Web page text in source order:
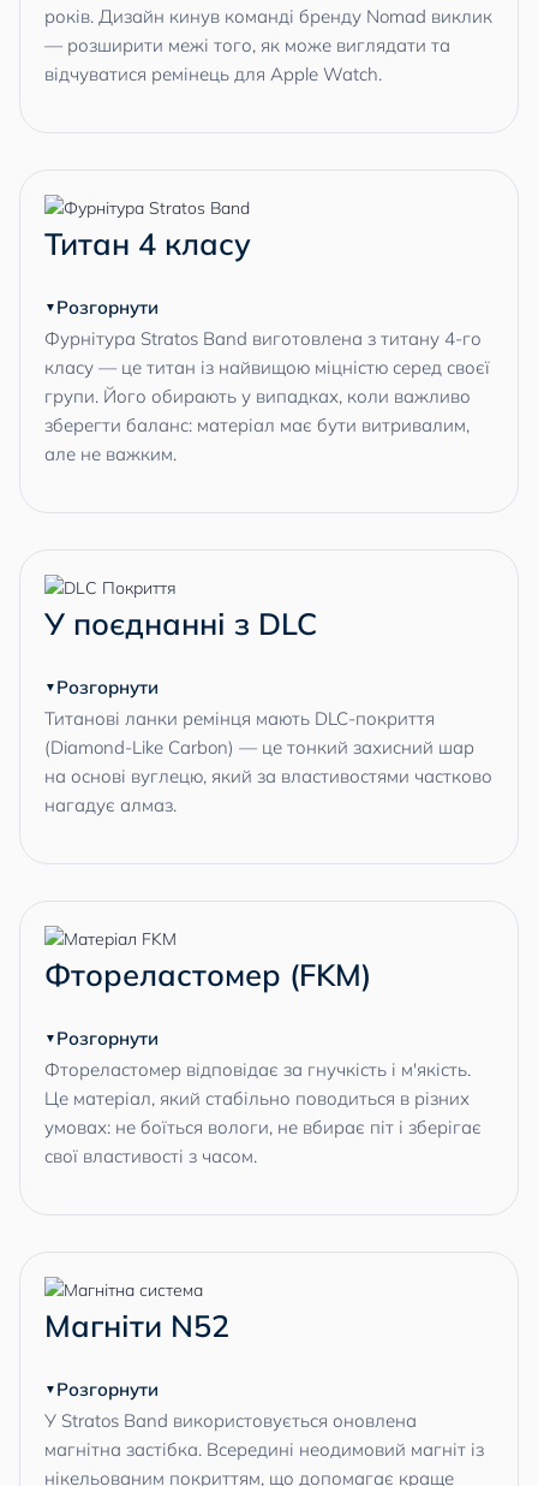
років. Дизайн кинув команді бренду Nomad виклик
— розширити межі того, як може виглядати та
відчуватися ремінець для Apple Watch.
Титан 4 класу
Розгорнути
Фурнітура Stratos Band виготовлена з титану 4-го
класу — це титан із найвищою міцністю серед своєї
групи. Його обирають у випадках, коли важливо
зберегти баланс: матеріал має бути витривалим,
але не важким.
У поєднанні з DLC
Розгорнути
Титанові ланки ремінця мають DLC-покриття
(Diamond-Like Carbon) — це тонкий захисний шар
на основі вуглецю, який за властивостями частково
нагадує алмаз.
Фтореластомер (FKM)
Розгорнути
Фтореластомер відповідає за гнучкість і м'якість.
Це матеріал, який стабільно поводиться в різних
умовах: не боїться вологи, не вбирає піт і зберігає
свої властивості з часом.
Магніти N52
Розгорнути
У Stratos Band використовується оновлена
магнітна застібка. Всередині неодимовий магніт із
нікельованим покриттям, що допомагає краще